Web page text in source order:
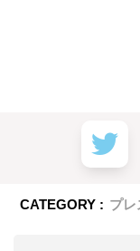
CATEGORY : プレ